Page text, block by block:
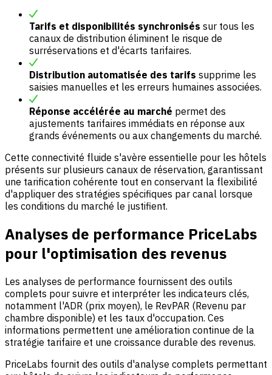
Tarifs et disponibilités synchronisés sur tous les
canaux de distribution éliminent le risque de
surréservations et d'écarts tarifaires.
Distribution automatisée des tarifs supprime les
saisies manuelles et les erreurs humaines associées.
Réponse accélérée au marché permet des
ajustements tarifaires immédiats en réponse aux
grands événements ou aux changements du marché.
Cette connectivité fluide s'avère essentielle pour les hôtels
présents sur plusieurs canaux de réservation, garantissant
une tarification cohérente tout en conservant la flexibilité
d'appliquer des stratégies spécifiques par canal lorsque
les conditions du marché le justifient.
Analyses de performance PriceLabs
pour l'optimisation des revenus
Les analyses de performance fournissent des outils
complets pour suivre et interpréter les indicateurs clés,
notamment l'ADR (prix moyen), le RevPAR (Revenu par
chambre disponible) et les taux d'occupation. Ces
informations permettent une amélioration continue de la
stratégie tarifaire et une croissance durable des revenus.
PriceLabs fournit des outils d'analyse complets permettant